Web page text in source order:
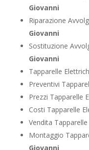
Giovanni
Riparazione
Giovanni
Sostituzione
Giovanni
Tapparelle
Preventivi
Prezzi Tapparelle
Costi Tapparelle
Vendita
Montaggio
Giovanni